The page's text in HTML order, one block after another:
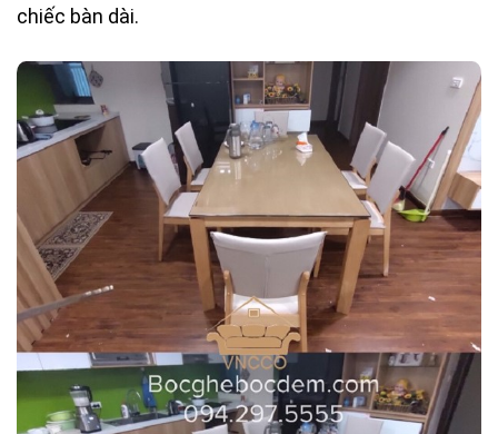
chiếc bàn dài.